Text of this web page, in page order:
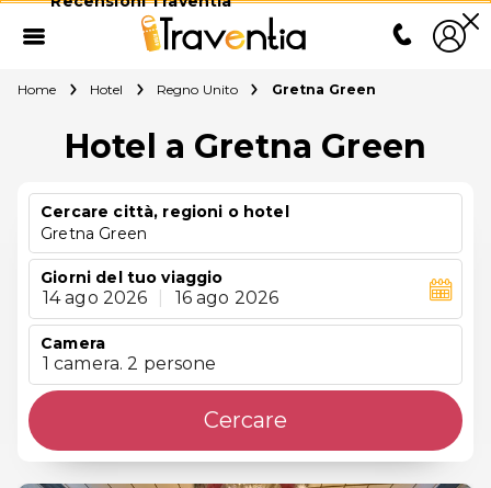
Home Hotel Regno Unito Gretna Green
Hotel a Gretna Green
Cercare città, regioni o hotel
Gretna Green
Giorni del tuo viaggio
14 ago 2026 16 ago 2026
Camera
1 camera. 2 persone
Cercare